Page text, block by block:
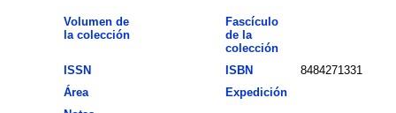
Volumen de
la colección
Fascículo
de la
colección
ISSN
ISBN
8484271331
Área
Expedición